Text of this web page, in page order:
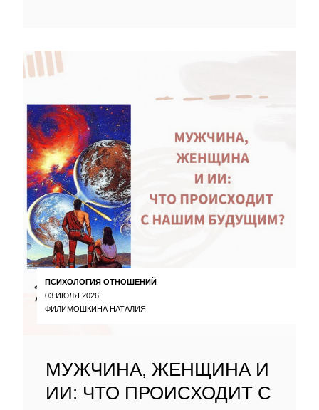
ПСИХОЛОГИЯ ОТНОШЕНИЙ
03 ИЮЛЯ 2026
ФИЛИМОШКИНА НАТАЛИЯ
МУЖЧИНА, ЖЕНЩИНА И
ИИ: ЧТО ПРОИСХОДИТ С